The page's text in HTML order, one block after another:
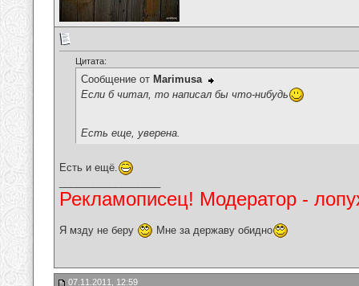
Цитата:
Сообщение от Marimusa
Если б читал, то написал бы что-нибудь
Есть еще, уверена.
Есть и ещё.
Рекламописец! Модератор -
Я мзду не беру Мне за державу обидно
07.11.2011, 12:59